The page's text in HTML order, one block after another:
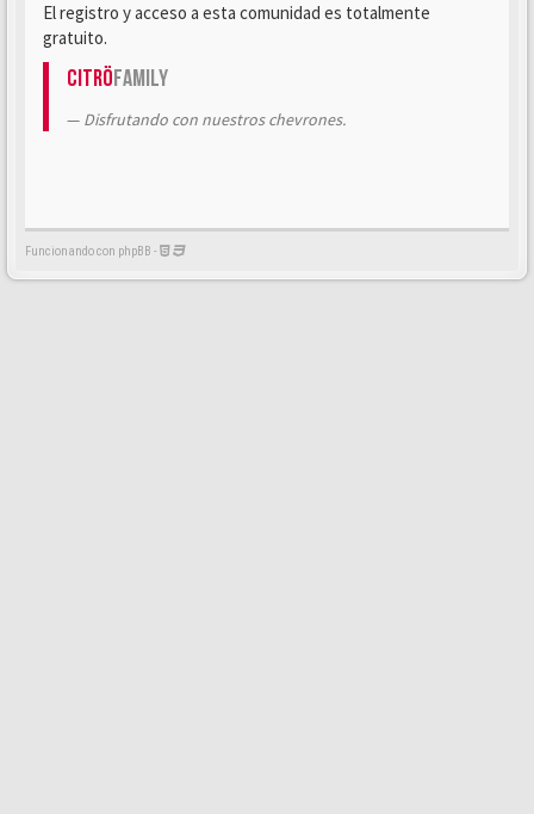
El registro y acceso a esta comunidad es totalmente
gratuito.
CitröFamily
Disfrutando con nuestros chevrones.
Funcionando con phpBB -